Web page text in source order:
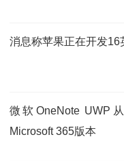
消息称苹果正在开发
微软OneNote UWP
Microsoft 365版本